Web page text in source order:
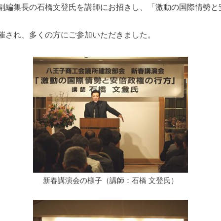
集長の石橋文登氏を講師にお招きし、「激動の国際情勢と
れ、多くの方にご参加いただきました。
新春講演会の様子（講師：石橋 文登氏）